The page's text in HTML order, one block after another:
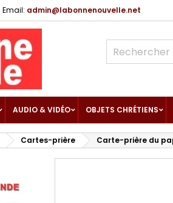
Email: admin@labonnenouvelle.net
AUDIO & VIDÉO OBJETS CHRÉTIENS
Cartes-prière Carte-prière du